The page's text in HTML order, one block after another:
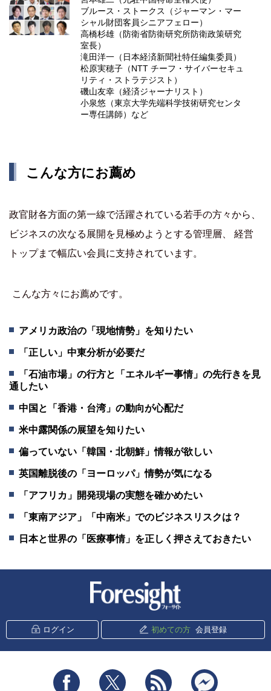
ブルース・ストークス（ジャーマン・マー
シャル財団客員シニアフェロー）
高橋杉雄（防衛省防衛研究所防衛政策研究
室長）
滝田洋一（日本経済新聞社特任編集委員）
松原実穂子（NTT チーフ・サイバーセキュ
リティ・ストラテジスト）
磯山友幸（経済ジャーナリスト）
小泉悠（東京大学先端科学技術研究センタ
ー専任講師）など
こんな方にお薦め
政官財各方面の第一線で活躍されている若手の方々から、
ビジネスの次なる展開を見極めようとする管理層、 経営
トップまで幅広い会員に支持されています。
こんな方々にお薦めです。
アメリカ政治の「現地情勢」を知りたい
「正しい」中東分析が必要だ
「石油市場」の行方と「エネルギー事情」の先行きを見
通したい
中国と「香港・台湾」の動向が心配だ
米中露関係の展望を知りたい
偏っていない「韓国・北朝鮮」情報が欲しい
英国離脱後の「ヨーロッパ」情勢が気になる
「アフリカ」開発現場の実態を確かめたい
「東南アジア」「中南米」でのビジネスリスクは？
日本と世界の「医療事情」を正しく押さえておきたい
ログイン 初めての方 会員登録
Facebook Twitter RSS